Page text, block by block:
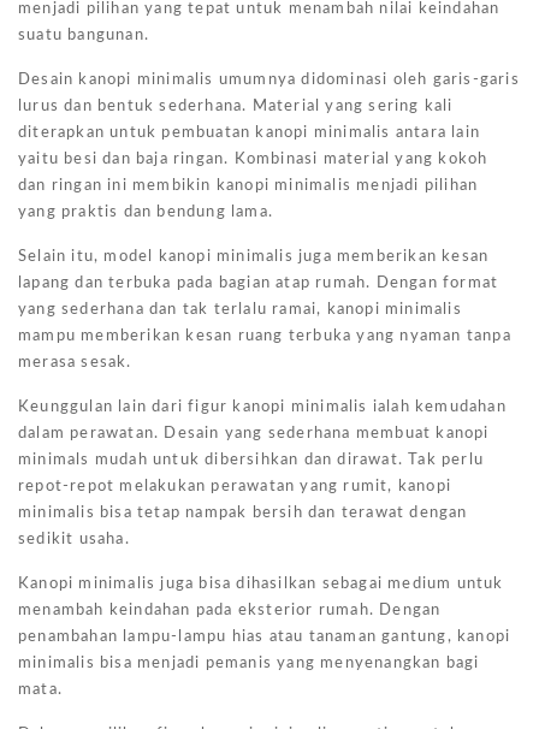
menjadi pilihan yang tepat untuk menambah nilai keindahan
suatu bangunan.
Desain kanopi minimalis umumnya didominasi oleh garis-garis
lurus dan bentuk sederhana. Material yang sering kali
diterapkan untuk pembuatan kanopi minimalis antara lain
yaitu besi dan baja ringan. Kombinasi material yang kokoh
dan ringan ini membikin kanopi minimalis menjadi pilihan
yang praktis dan bendung lama.
Selain itu, model kanopi minimalis juga memberikan kesan
lapang dan terbuka pada bagian atap rumah. Dengan format
yang sederhana dan tak terlalu ramai, kanopi minimalis
mampu memberikan kesan ruang terbuka yang nyaman tanpa
merasa sesak.
Keunggulan lain dari figur kanopi minimalis ialah kemudahan
dalam perawatan. Desain yang sederhana membuat kanopi
minimals mudah untuk dibersihkan dan dirawat. Tak perlu
repot-repot melakukan perawatan yang rumit, kanopi
minimalis bisa tetap nampak bersih dan terawat dengan
sedikit usaha.
Kanopi minimalis juga bisa dihasilkan sebagai medium untuk
menambah keindahan pada eksterior rumah. Dengan
penambahan lampu-lampu hias atau tanaman gantung, kanopi
minimalis bisa menjadi pemanis yang menyenangkan bagi
mata.